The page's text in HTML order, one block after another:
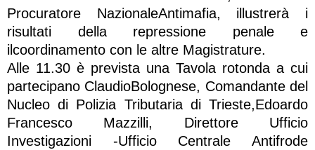
Procuratore NazionaleAntimafia, illustrerà i
risultati della repressione penale e
ilcoordinamento con le altre Magistrature.
Alle 11.30 è prevista una Tavola rotonda a cui
partecipano ClaudioBolognese, Comandante del
Nucleo di Polizia Tributaria di Trieste,Edoardo
Francesco Mazzilli, Direttore Ufficio
Investigazioni -Ufficio Centrale Antifrode